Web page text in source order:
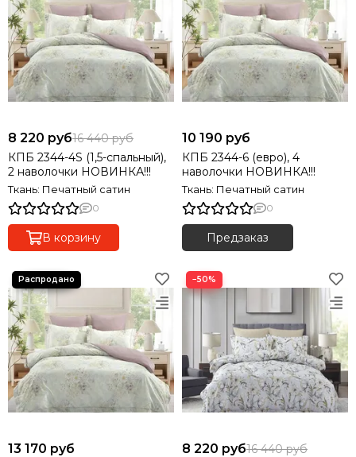
8 220 руб16 440 руб
КПБ 2344-4S (1,5-спальный),
2 наволочки НОВИНКА!!!
Ткань: Печатный сатин
0
В корзину
10 190 руб
КПБ 2344-6 (евро), 4
наволочки НОВИНКА!!!
Ткань: Печатный сатин
0
Предзаказ
13 170 руб
−50%
8 220 руб16 440 руб